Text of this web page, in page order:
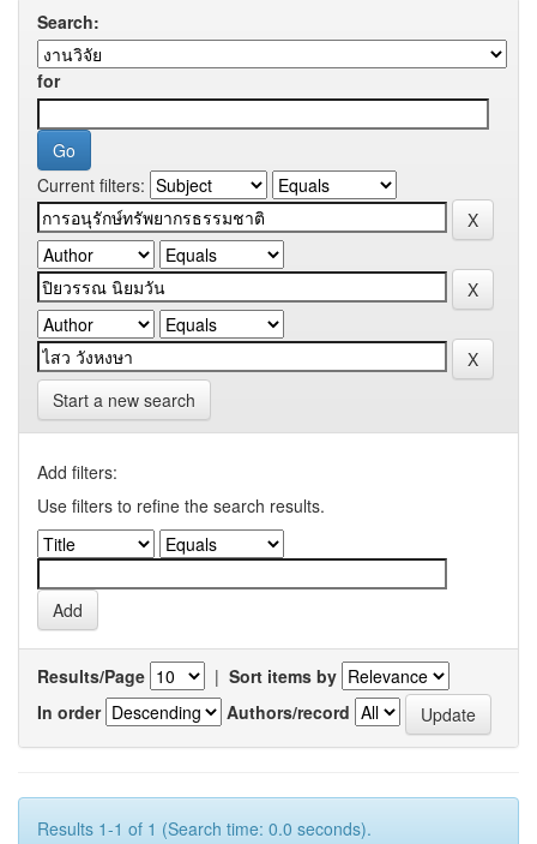
Search:
for
Current filters:
Start a new search
Add filters:
Use filters to refine the search results.
Results/Page | Sort items by
In order
Authors/record
Results 1-1 of 1 (Search time: 0.0 seconds).